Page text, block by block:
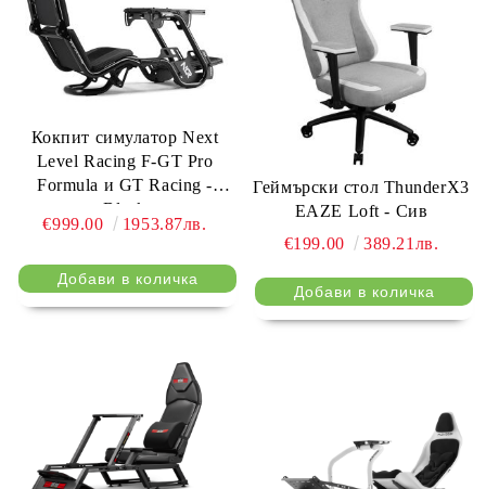
Кокпит симулатор Next
Level Racing F-GT Pro
Formula и GT Racing -
Black
€999.00
1953.87лв.
Геймърски стол ThunderX3
EAZE Loft - Сив
€199.00
389.21лв.